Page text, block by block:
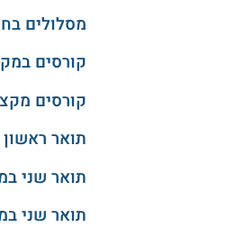
מסלולים
קורסים
קורסים
תואר
תואר שני
תואר שני